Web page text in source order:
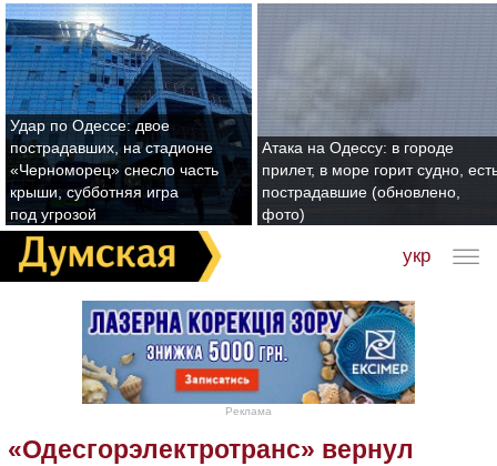
Удар по Одессе: двое
пострадавших, на стадионе
«Черноморец» снесло часть
крыши, субботняя игра
под угрозой
Атака на Одессу: в городе
прилет, в море горит судно,
пострадавшие (обновлено,
фото)
укр
Реклама
«Одесгорэлектротранс» вернул